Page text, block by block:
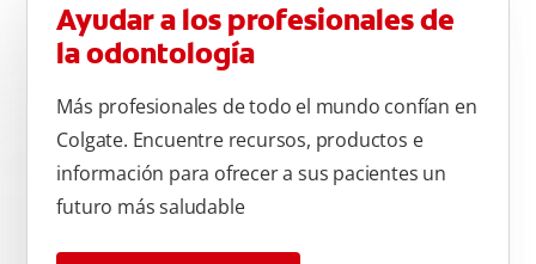
Ayudar a los profesionales de
la odontología
Más profesionales de todo el mundo confían en
Colgate. Encuentre recursos, productos e
información para ofrecer a sus pacientes un
futuro más saludable